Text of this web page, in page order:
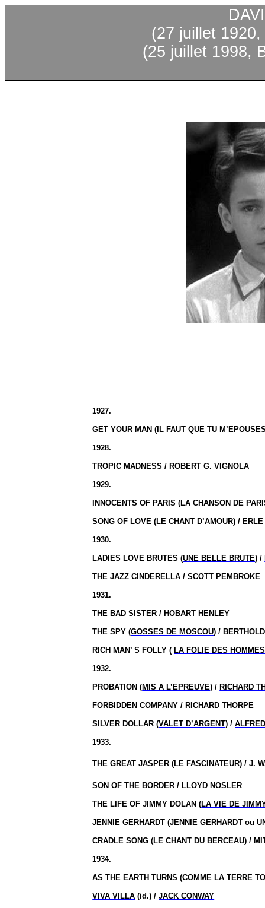
(27 juillet
(25 juillet 1998,
1927.
GET YOUR MAN (IL FAUT QUE TU
1928.
TROPIC MADNESS / ROBERT G. VIGNOLA
1929.
INNOCENTS OF PARIS (LA CHANSON DE
SONG OF LOVE (LE CHANT D’AMOUR) /
1930.
LADIES LOVE BRUTES (UNE BELLE BRUTE) /
THE JAZZ CINDERELLA / SCOTT PEMBROKE
1931.
THE BAD SISTER / HOBART HENLEY
THE SPY (GOSSES DE MOSCOU) /
RICH MAN’ S FOLLY ( LA FOLIE DES HOMMES
1932.
PROBATION (MIS A L’EPREUVE) / RICHARD
FORBIDDEN COMPANY / RICHARD THORPE
SILVER DOLLAR (VALET D’ARGENT) /
1933.
THE GREAT JASPER (LE FASCINATEUR) /J.
SON OF THE BORDER / LLOYD NOSLER
THE LIFE OF JIMMY DOLAN (LA VIE DE
JENNIE GERHARDT (JENNIE GERHARDT ou
CRADLE SONG (LE CHANT DU BERCEAU) /
1934.
AS THE EARTH TURNS (COMME LA TERRE
VIVA VILLA (id.) /JACK CONWAY